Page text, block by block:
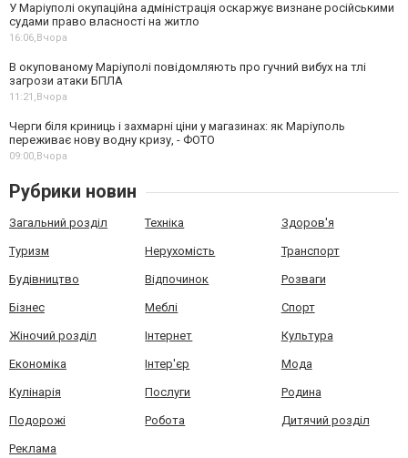
У Маріуполі окупаційна адміністрація оскаржує визнане російськими
судами право власності на житло
16:06,Вчора
В окупованому Маріуполі повідомляють про гучний вибух на тлі
загрози атаки БПЛА
11:21,Вчора
Черги біля криниць і захмарні ціни у магазинах: як Маріуполь
переживає нову водну кризу, - ФОТО
09:00,Вчора
Рубрики новин
Загальний розділ Техніка Здоров'я
Туризм Нерухомість Транспорт
Будівництво Відпочинок Розваги
Бізнес Меблі Спорт
Жіночий розділ Інтернет Культура
Економіка Інтер'єр Мода
Кулінарія Послуги Родина
Подорожі Робота Дитячий розділ
Реклама